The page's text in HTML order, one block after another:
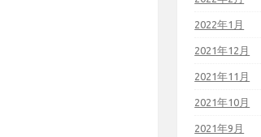
2022年1月
2021年12月
2021年11月
2021年10月
2021年9月